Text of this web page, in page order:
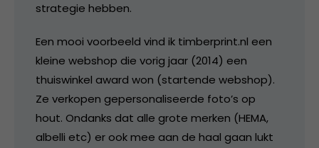
strategie hebben.
Een mooi voorbeeld vind ik timberprint.nl een
kleine webshop die vorig jaar (2014) een
thuiswinkel award won (startende webshop).
Ze verkopen gepersonaliseerde foto’s op
hout. Ondanks dat alle grote merken (HEMA,
albelli etc) er ook mee aan de haal gaan lukt